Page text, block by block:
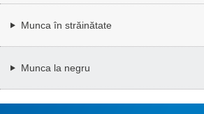
Munca în străinătate
Munca la negru